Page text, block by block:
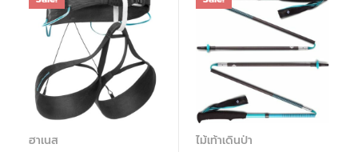
ฮาเนส ไม้เท้าเดินป่า